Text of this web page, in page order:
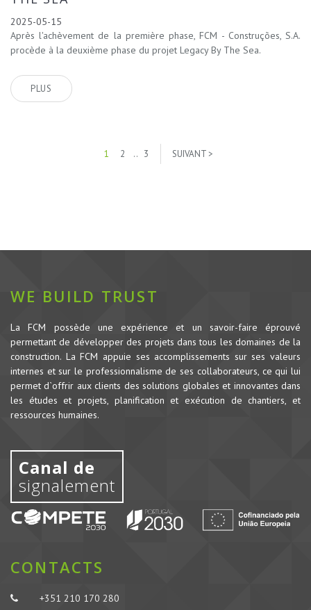
2025-05-15
Après l'achèvement de la première phase, FCM - Construções, S.A.
procède à la deuxième phase du projet Legacy By The Sea.
PLUS
1 2 .. 3 SUIVANT >
WE BUILD TRUST
La FCM possède une expérience et un savoir-faire éprouvé
permettant de développer des projets dans tous les domaines de la
construction. La FCM appuie ses accomplissements sur ses valeurs
internes et sur le professionnalisme de ses collaborateurs, ce qui lui
permet d`offrir aux clients des solutions globales et innovantes dans
les études et projets, planification et exécution de chantiers, et
ressources humaines.
Canal de
signalement
CONTACTS
+351 210 170 280